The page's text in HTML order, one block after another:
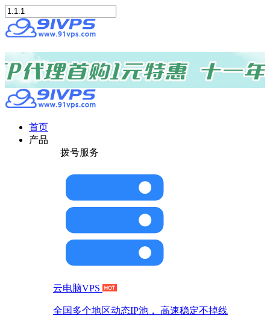
首页
产品
拨号服务
云电脑VPS
全国多个地区动态IP池， 高速稳定不掉线